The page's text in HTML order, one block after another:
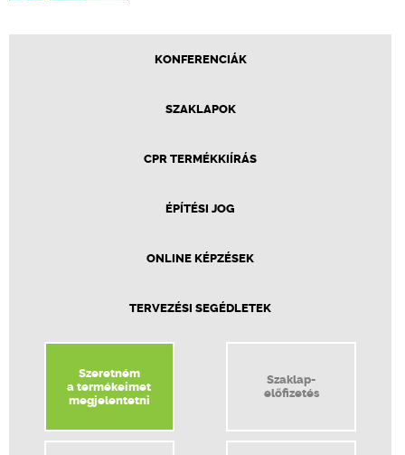
KONFERENCIÁK
SZAKLAPOK
CPR TERMÉKKIÍRÁS
ÉPÍTÉSI JOG
ONLINE KÉPZÉSEK
TERVEZÉSI SEGÉDLETEK
Szeretném
a termékeimet
megjelentetni
Szaklap-
előfizetés